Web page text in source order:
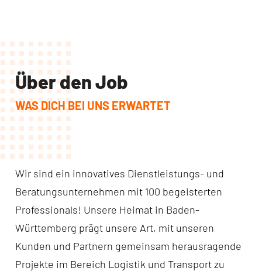
Über den Job
WAS DICH BEI UNS ERWARTET
Wir sind ein innovatives Dienstleistungs- und
Beratungsunternehmen mit 100 begeisterten
Professionals! Unsere Heimat in Baden-
Württemberg prägt unsere Art, mit unseren
Kunden und Partnern gemeinsam herausragende
Projekte im Bereich Logistik und Transport zu